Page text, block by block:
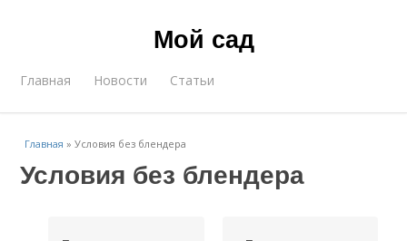
Мой сад
Главная Новости Статьи
Главная »Условия без блендера
Условия без блендера